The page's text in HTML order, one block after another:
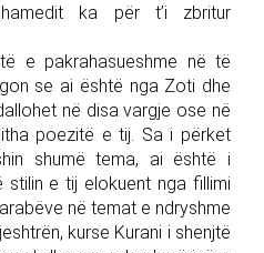
ka për t’i zbritur
e pakrahasueshme në të
se ai është nga Zoti dhe
në disa vargje ose në
poezitë e tij. Sa i përket
shumë tema, ai është i
stilin e tij elokuent nga fillimi
në temat e ndryshme
kurse Kurani i shenjtë